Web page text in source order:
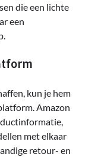
die een lichte
een
kun je hem
Amazon
met elkaar
retour- en